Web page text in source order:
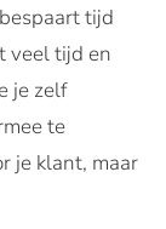
tijd
veel tijd en
je zelf
te
je klant, maar